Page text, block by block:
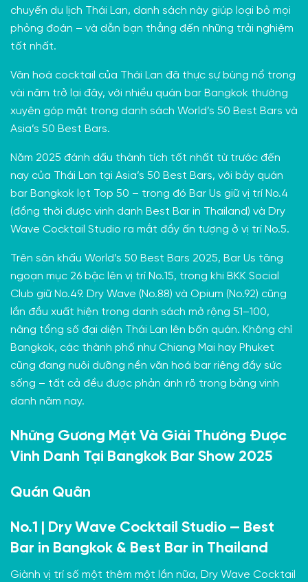
chuyến du lịch Thái Lan, danh sách này giúp loại bỏ mọi
phỏng đoán – và dẫn bạn thẳng đến những trải nghiệm
tốt nhất.
Văn hoá cocktail của Thái Lan đã thực sự bùng nổ trong
vài năm trở lại đây, với nhiều quán bar Bangkok thường
xuyên góp mặt trong danh sách World’s 50 Best Bars và
Asia’s 50 Best Bars.
Năm 2025 đánh dấu thành tích tốt nhất từ trước đến
nay của Thái Lan tại Asia’s 50 Best Bars, với bảy quán
bar Bangkok lọt Top 50 – trong đó Bar Us giữ vị trí No.4
(đồng thời được vinh danh Best Bar in Thailand) và Dry
Wave Cocktail Studio ra mắt đầy ấn tượng ở vị trí No.5.
Trên sân khấu World’s 50 Best Bars 2025, Bar Us tăng
ngoạn mục 26 bậc lên vị trí No.15, trong khi BKK Social
Club giữ No.49. Dry Wave (No.88) và Opium (No.92) cũng
lần đầu xuất hiện trong danh sách mở rộng 51–100,
nâng tổng số đại diện Thái Lan lên bốn quán. Không chỉ
Bangkok, các thành phố như Chiang Mai hay Phuket
cũng đang nuôi dưỡng nền văn hoá bar riêng đầy sức
sống – tất cả đều được phản ánh rõ trong bảng vinh
danh năm nay.
Những Gương Mặt Và Giải Thưởng Được
Vinh Danh Tại Bangkok Bar Show 2025
Quán Quân
No.1 | Dry Wave Cocktail Studio — Best
Bar in Bangkok & Best Bar in Thailand
Giành vị trí số một thêm một lần nữa, Dry Wave Cocktail